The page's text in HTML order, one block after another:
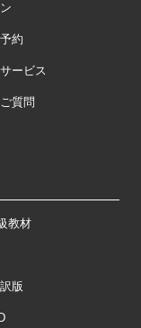
約
ービス
質問
教材
版